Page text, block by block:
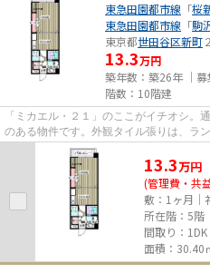
東急田園都市線 「桜
東急田園都市線 「駒
東京都世田谷区新町
13.3万円
築年数：築26年 ｜募
階数：10階建
「ミカエル・２１」のここがイチオシ。
のある物件です。外観タイル張りは、ラ
こちらの物件はマンションです...
13.3万円
(管理費・共
敷：1ヶ月｜
所在階：5階
間取り：1DK
面積：30.40